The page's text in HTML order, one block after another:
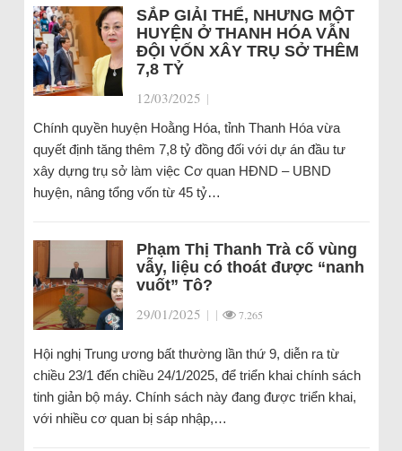
SẮP GIẢI THỂ, NHƯNG MỘT
HUYỆN Ở THANH HÓA VẪN
ĐỘI VỐN XÂY TRỤ SỞ THÊM
7,8 TỶ
12/03/2025 |
Chính quyền huyện Hoằng Hóa, tỉnh Thanh Hóa vừa
quyết định tăng thêm 7,8 tỷ đồng đối với dự án đầu tư
xây dựng trụ sở làm việc Cơ quan HĐND – UBND
huyện, nâng tổng vốn từ 45 tỷ…
Phạm Thị Thanh Trà cố vùng
vẫy, liệu có thoát được “nanh
vuốt” Tô?
29/01/2025 | | 7.265
Hội nghị Trung ương bất thường lần thứ 9, diễn ra từ
chiều 23/1 đến chiều 24/1/2025, để triển khai chính sách
tinh giản bộ máy. Chính sách này đang được triển khai,
với nhiều cơ quan bị sáp nhập,…